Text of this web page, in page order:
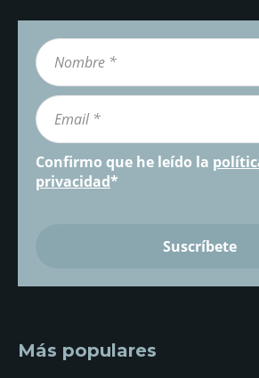
Confirmo que he leído la
privacidad*
Más populares